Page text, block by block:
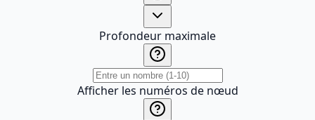
Profondeur maximale
Afficher les numéros de nœud